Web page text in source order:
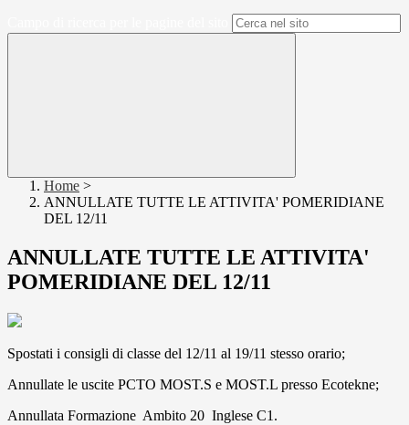
Home >
ANNULLATE TUTTE LE ATTIVITA' POMERIDIANE
DEL 12/11
ANNULLATE TUTTE LE ATTIVITA'
POMERIDIANE DEL 12/11
Spostati i consigli di classe del 12/11 al 19/11 stesso orario;
Annullate le uscite PCTO MOST.S e MOST.L presso Ecotekne;
Annullata Formazione Ambito 20 Inglese C1.